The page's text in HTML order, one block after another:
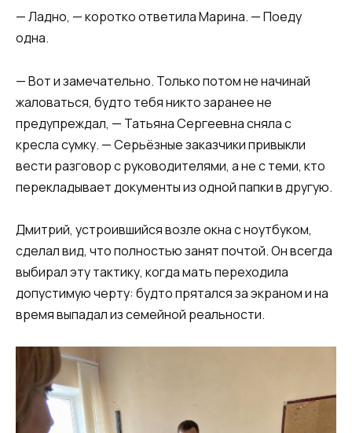
— Ладно, — коротко ответила Марина. — Поеду
одна.
— Вот и замечательно. Только потом не начинай
жаловаться, будто тебя никто заранее не
предупреждал, — Татьяна Сергеевна сняла с
кресла сумку. — Серьёзные заказчики привыкли
вести разговор с руководителями, а не с теми, кто
перекладывает документы из одной папки в другую.
Дмитрий, устроившийся возле окна с ноутбуком,
сделал вид, что полностью занят почтой. Он всегда
выбирал эту тактику, когда мать переходила
допустимую черту: будто прятался за экраном и на
время выпадал из семейной реальности.